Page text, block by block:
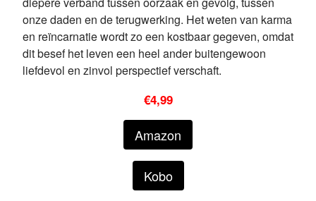
onze daden en de terugwerking. Het weten van karma
en reïncarnatie wordt zo een kostbaar gegeven, omdat
dit besef het leven een heel ander buitengewoon
liefdevol en zinvol perspectief verschaft.
€4,99
Amazon
Kobo